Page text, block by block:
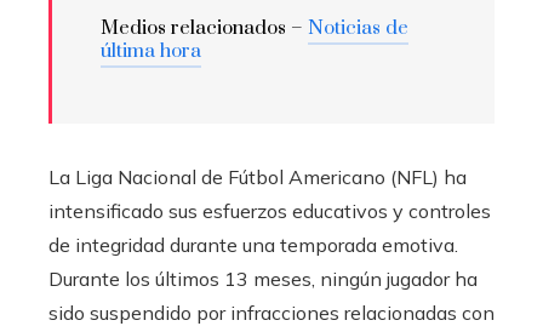
Medios relacionados – Noticias de
última hora
La Liga Nacional de Fútbol Americano (NFL) ha
intensificado sus esfuerzos educativos y controles
de integridad durante una temporada emotiva.
Durante los últimos 13 meses, ningún jugador ha
sido suspendido por infracciones relacionadas con